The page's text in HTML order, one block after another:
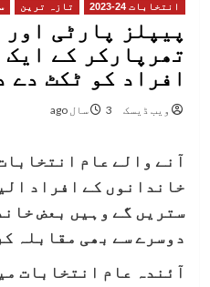
انتخابات 24-2023 تازہ ترین
پیپلز پارٹی
افراد کو ٹکٹ دے
ویب ڈیسک 3 سال ago
آنے والے عام
خاندانوں کے افراد
ستریں گے وہیں بعض
دوسرے سے بھی مقابلہ
آئندہ عام انتخابات